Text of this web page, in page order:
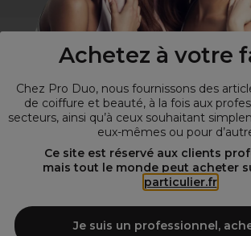
Achetez à votre
Chez Pro Duo, nous fournissons des
de coiffure et beauté, à la fois aux
secteurs, ainsi qu’à ceux souhaitant
eux-mêmes ou pour
Ce site est réservé aux clients
mais tout le monde peut acheter
particulier.fr
Je suis un professionnel,
© Tous droits réservés © Pro-Duo
Spécialiste de la coiffure et de la beauté, nous
large sélection de produits professionnels pour la